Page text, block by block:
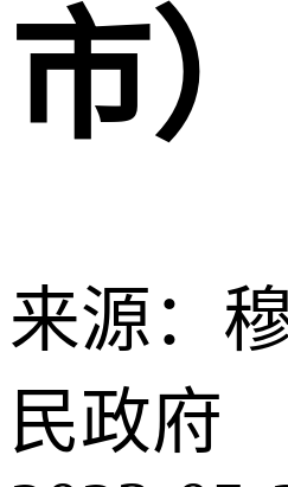
市）
来源：
民政府